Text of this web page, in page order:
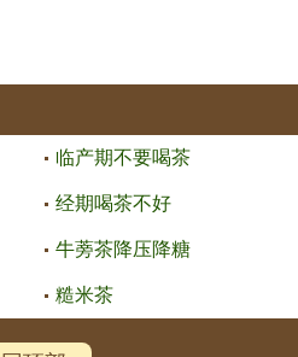
临产期不要喝茶
经期喝茶不好
牛蒡茶降压降糖
糙米茶